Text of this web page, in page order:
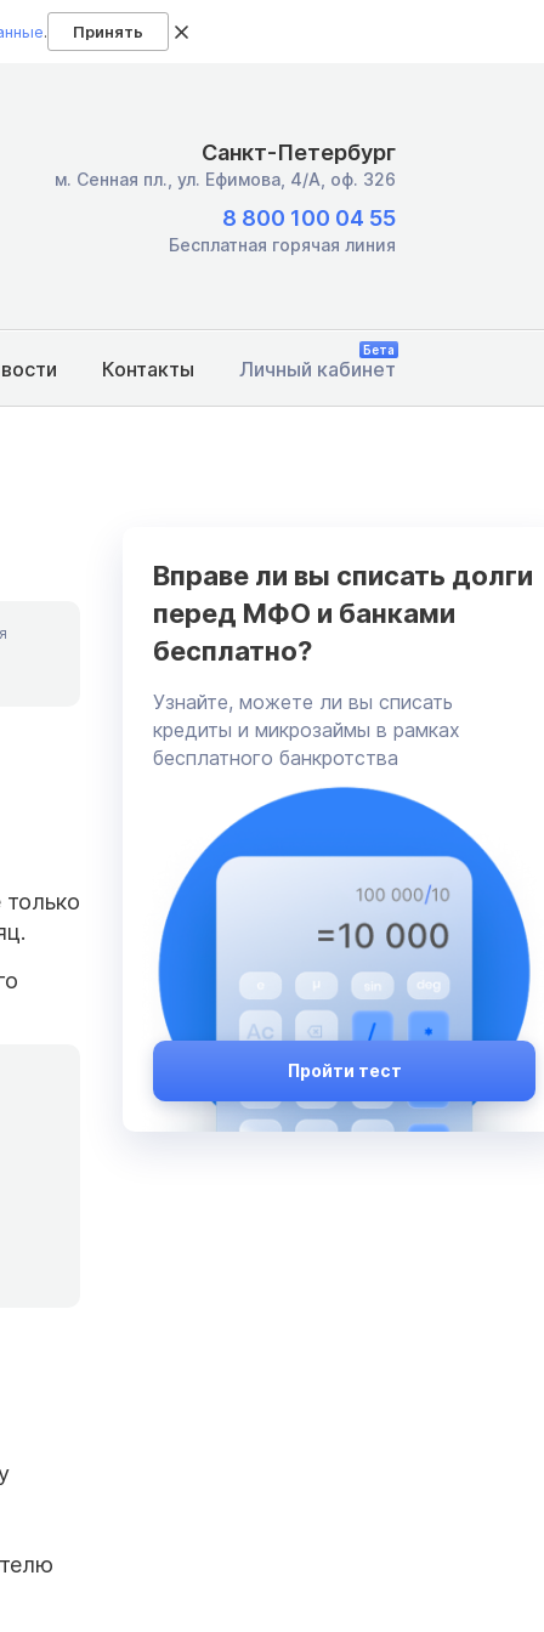
. Принять
Санкт-Петербург
м. Сенная пл., ул. Ефимова, 4/А, оф. 326
8 800 100 04 55
Бесплатная горячая линия
Контакты Личный кабинет
Бета
Вправе ли вы списать долги
перед МФО и банками
бесплатно?
Узнайте, можете ли вы списать
кредиты и микрозаймы в рамках
бесплатного банкротства
Пройти тест